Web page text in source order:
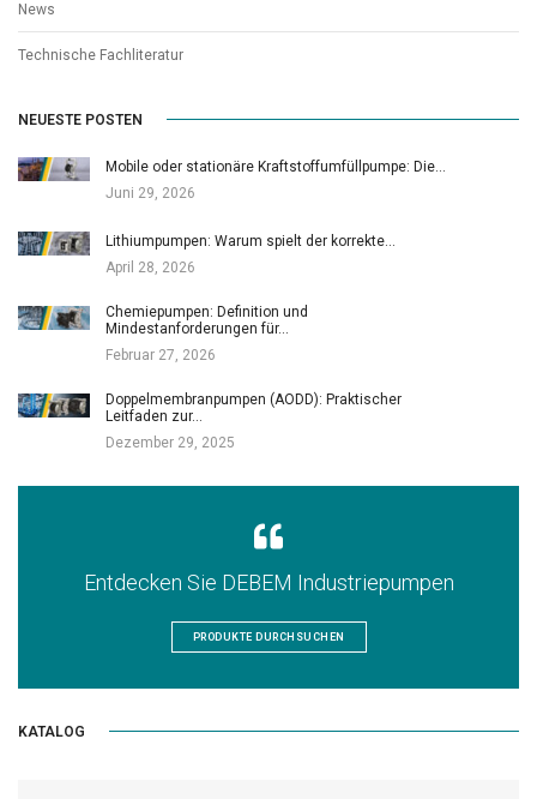
News
Technische Fachliteratur
NEUESTE POSTEN
Mobile oder stationäre Kraftstoffumfüllpumpe: Die…
Juni 29, 2026
Lithiumpumpen: Warum spielt der korrekte…
April 28, 2026
Chemiepumpen: Definition und
Mindestanforderungen für…
Februar 27, 2026
Doppelmembranpumpen (AODD): Praktischer
Leitfaden zur…
Dezember 29, 2025
Entdecken Sie DEBEM Industriepumpen
PRODUKTE DURCHSUCHEN
KATALOG